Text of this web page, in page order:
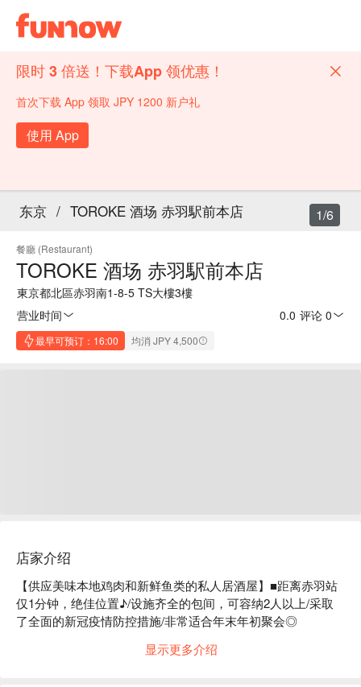
限时 3 倍送！下载App 领优惠！
首次下载 App 领取 JPY 1200 新户礼
使用 App
东京 / TOROKE 酒场 赤羽駅前本店
餐廳 (Restaurant)
TOROKE 酒场 赤羽駅前本店
東京都北區赤羽南1-8-5 TS大樓3樓
营业时间
0.0 评论 0
最早可预订：16:00 均消 JPY 4,500
1/6
店家介绍
【供应美味本地鸡肉和新鲜鱼类的私人居酒屋】■距离赤羽站
仅1分钟，绝佳位置♪/设施齐全的包间，可容纳2人以上/采取
了全面的新冠疫情防控措施/非常适合年末年初聚会◎
多种烹饪方法烹制而成。油脂的优雅香气和肉的鲜美，令人回
显示更多介绍